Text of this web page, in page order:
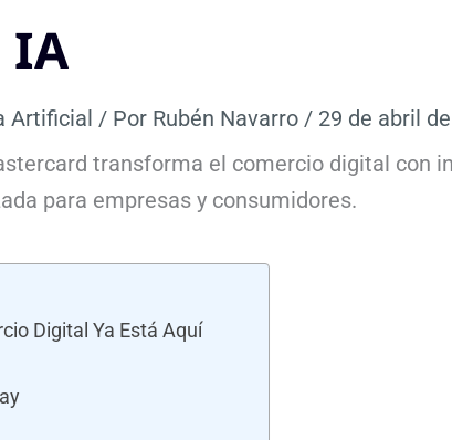
IA
Artificial / Por Rubén Navarro / 29 de abril
transforma el comercio digital con
para empresas y consumidores.
Digital Ya Está Aquí